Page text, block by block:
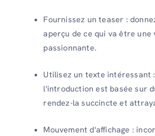
Fournissez un teaser :
aperçu de ce qui va être une
passionnante.
Utilisez un texte intéressant
l'introduction est basée sur
rendez-la succincte et
Mouvement d'affichage :